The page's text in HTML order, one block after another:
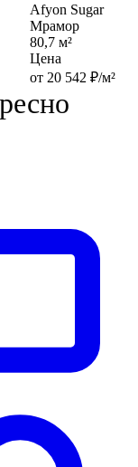
Afyon Sugar
Мрамор
80,7 м²
Цена
от 20 542 ₽/м²